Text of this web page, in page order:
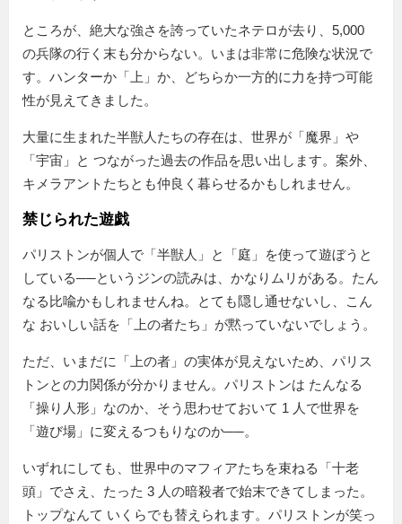
ところが、絶大な強さを誇っていたネテロが去り、5,000
の兵隊の行く末も分からない。いまは非常に危険な状況で
す。ハンターか「上」か、どちらか一方的に力を持つ可能
性が見えてきました。
大量に生まれた半獣人たちの存在は、世界が「魔界」や
「宇宙」と つながった過去の作品を思い出します。案外、
キメラアントたちとも仲良く暮らせるかもしれません。
禁じられた遊戯
パリストンが個人で「半獣人」と「庭」を使って遊ぼうと
している──というジンの読みは、かなりムリがある。たん
なる比喩かもしれませんね。とても隠し通せないし、こん
な おいしい話を「上の者たち」が黙っていないでしょう。
ただ、いまだに「上の者」の実体が見えないため、パリス
トンとの力関係が分かりません。パリストンは たんなる
「操り人形」なのか、そう思わせておいて 1 人で世界を
「遊び場」に変えるつもりなのか──。
いずれにしても、世界中のマフィアたちを束ねる「十老
頭」でさえ、たった 3 人の暗殺者で始末できてしまった。
トップなんて いくらでも替えられます。パリストンが笑っ